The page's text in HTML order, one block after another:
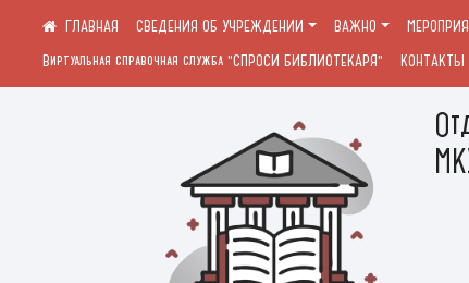
СВЕДЕНИЯ ОБ УЧРЕЖДЕНИИ ВАЖНО
Виртуальная справочная служба "СПРОСИ БИБЛИОТЕКАРЯ"
КОНТАКТЫ